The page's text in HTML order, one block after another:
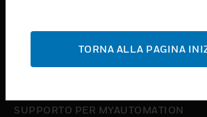
ASSISTENZA
toggle view
toggle view
SUPPORTO PER MYAUTOMATION
TORNA ALLA PAGINA